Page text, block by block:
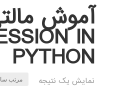
آموش
IN
PYTHON
نمایش یک نتیجه